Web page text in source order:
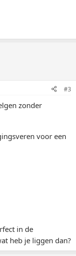
#3
zonder
voor een
in de
heb je liggen dan?